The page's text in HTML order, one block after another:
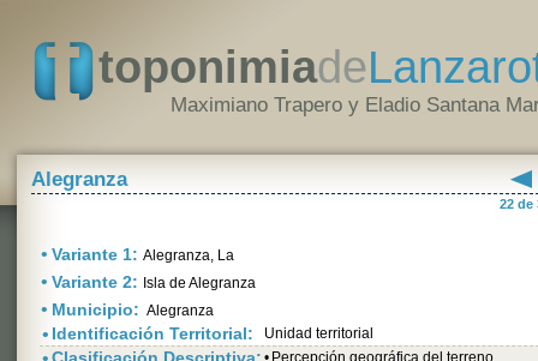
toponimiade
Maximiano Trapero y Eladio Santana
Alegranza
22 de
• Variante 1: Alegranza, La
• Variante 2: Isla de Alegranza
• Municipio: Alegranza
• Identificación Territorial: Unidad territorial
• Percepción geográfica del terreno